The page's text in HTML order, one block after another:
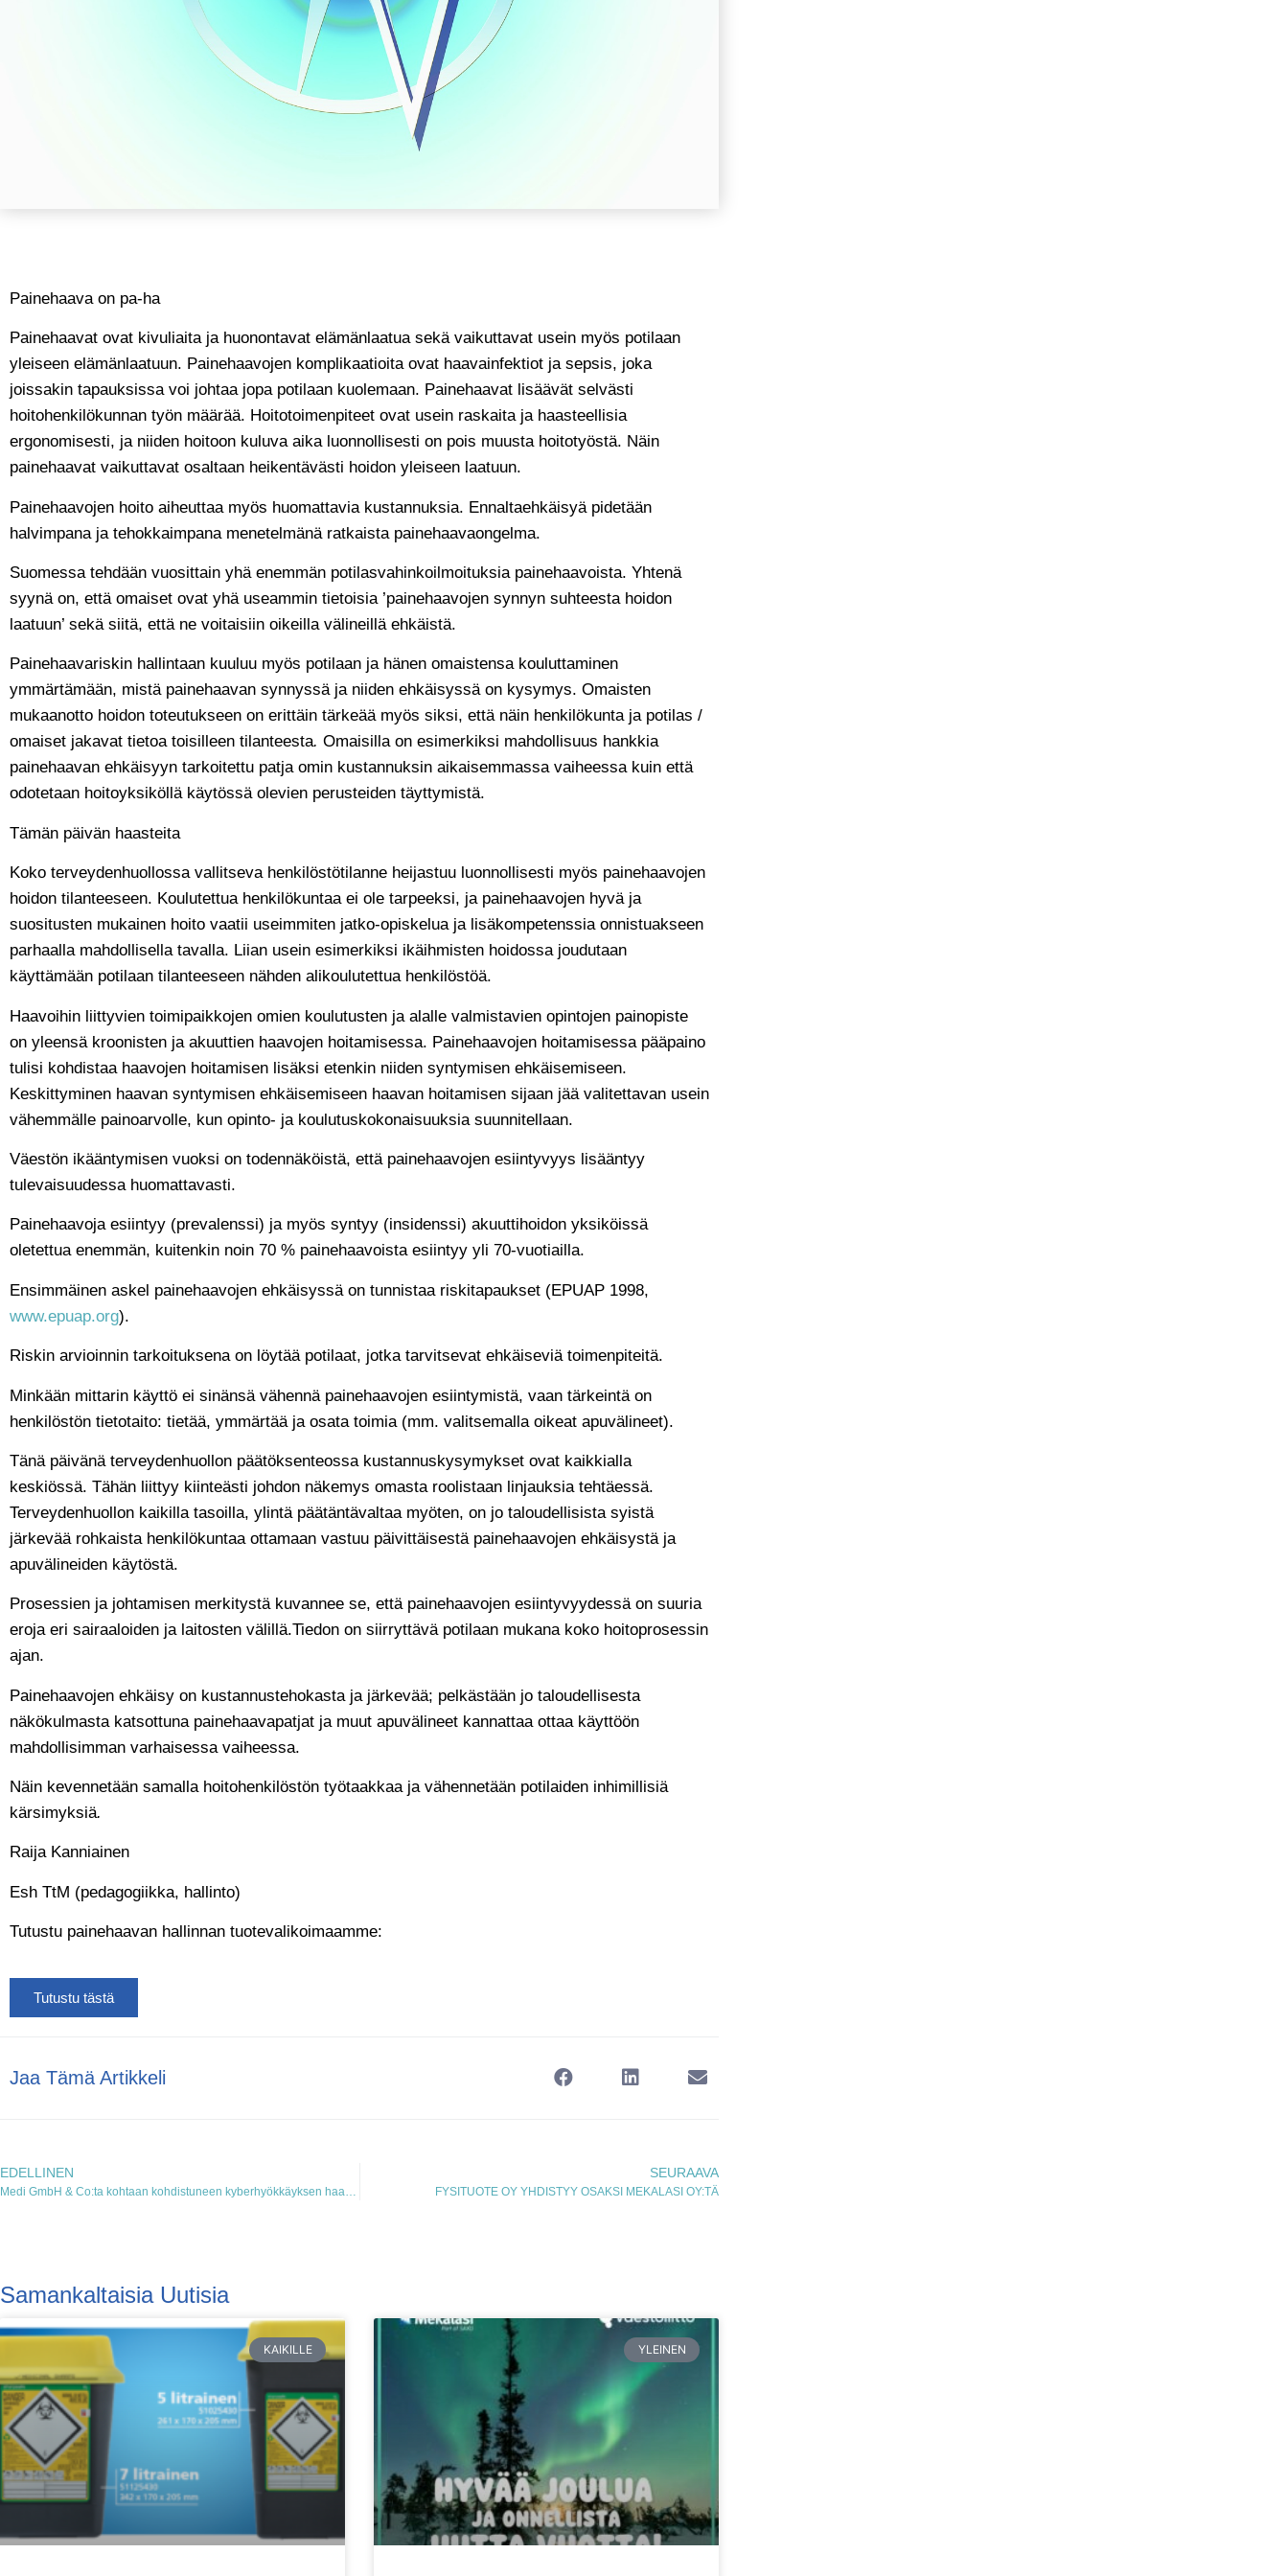
Painehaava on pa-ha
Painehaavat ovat kivuliaita ja huonontavat elämänlaatua sekä vaikuttavat usein myös potilaan
yleiseen elämänlaatuun. Painehaavojen komplikaatioita ovat haavainfektiot ja sepsis, joka
joissakin tapauksissa voi johtaa jopa potilaan kuolemaan. Painehaavat lisäävät selvästi
hoitohenkilökunnan työn määrää. Hoitotoimenpiteet ovat usein raskaita ja haasteellisia
ergonomisesti, ja niiden hoitoon kuluva aika luonnollisesti on pois muusta hoitotyöstä. Näin
painehaavat vaikuttavat osaltaan heikentävästi hoidon yleiseen laatuun.
Painehaavojen hoito aiheuttaa myös huomattavia kustannuksia. Ennaltaehkäisyä pidetään
halvimpana ja tehokkaimpana menetelmänä ratkaista painehaavaongelma.
Suomessa tehdään vuosittain yhä enemmän potilasvahinkoilmoituksia painehaavoista. Yhtenä
syynä on, että omaiset ovat yhä useammin tietoisia ’painehaavojen synnyn suhteesta hoidon
laatuun’ sekä siitä, että ne voitaisiin oikeilla välineillä ehkäistä.
Painehaavariskin hallintaan kuuluu myös potilaan ja hänen omaistensa kouluttaminen
ymmärtämään, mistä painehaavan synnyssä ja niiden ehkäisyssä on kysymys. Omaisten
mukaanotto hoidon toteutukseen on erittäin tärkeää myös siksi, että näin henkilökunta ja potilas /
omaiset jakavat tietoa toisilleen tilanteesta. Omaisilla on esimerkiksi mahdollisuus hankkia
painehaavan ehkäisyyn tarkoitettu patja omin kustannuksin aikaisemmassa vaiheessa kuin että
odotetaan hoitoyksiköllä käytössä olevien perusteiden täyttymistä.
Tämän päivän haasteita
Koko terveydenhuollossa vallitseva henkilöstötilanne heijastuu luonnollisesti myös painehaavojen
hoidon tilanteeseen. Koulutettua henkilökuntaa ei ole tarpeeksi, ja painehaavojen hyvä ja
suositusten mukainen hoito vaatii useimmiten jatko-opiskelua ja lisäkompetenssia onnistuakseen
parhaalla mahdollisella tavalla. Liian usein esimerkiksi ikäihmisten hoidossa joudutaan
käyttämään potilaan tilanteeseen nähden alikoulutettua henkilöstöä.
Haavoihin liittyvien toimipaikkojen omien koulutusten ja alalle valmistavien opintojen painopiste
on yleensä kroonisten ja akuuttien haavojen hoitamisessa. Painehaavojen hoitamisessa pääpaino
tulisi kohdistaa haavojen hoitamisen lisäksi etenkin niiden syntymisen ehkäisemiseen.
Keskittyminen haavan syntymisen ehkäisemiseen haavan hoitamisen sijaan jää valitettavan usein
vähemmälle painoarvolle, kun opinto- ja koulutuskokonaisuuksia suunnitellaan.
Väestön ikääntymisen vuoksi on todennäköistä, että painehaavojen esiintyvyys lisääntyy
tulevaisuudessa huomattavasti.
Painehaavoja esiintyy (prevalenssi) ja myös syntyy (insidenssi) akuuttihoidon yksiköissä
oletettua enemmän, kuitenkin noin 70 % painehaavoista esiintyy yli 70-vuotiailla.
Ensimmäinen askel painehaavojen ehkäisyssä on tunnistaa riskitapaukset (EPUAP 1998,
www.epuap.org).
Riskin arvioinnin tarkoituksena on löytää potilaat, jotka tarvitsevat ehkäiseviä toimenpiteitä.
Minkään mittarin käyttö ei sinänsä vähennä painehaavojen esiintymistä, vaan tärkeintä on
henkilöstön tietotaito: tietää, ymmärtää ja osata toimia (mm. valitsemalla oikeat apuvälineet).
Tänä päivänä terveydenhuollon päätöksenteossa kustannuskysymykset ovat kaikkialla
keskiössä. Tähän liittyy kiinteästi johdon näkemys omasta roolistaan linjauksia tehtäessä.
Terveydenhuollon kaikilla tasoilla, ylintä päätäntävaltaa myöten, on jo taloudellisista syistä
järkevää rohkaista henkilökuntaa ottamaan vastuu päivittäisestä painehaavojen ehkäisystä ja
apuvälineiden käytöstä.
Prosessien ja johtamisen merkitystä kuvannee se, että painehaavojen esiintyvyydessä on suuria
eroja eri sairaaloiden ja laitosten välillä.Tiedon on siirryttävä potilaan mukana koko hoitoprosessin
ajan.
Painehaavojen ehkäisy on kustannustehokasta ja järkevää; pelkästään jo taloudellisesta
näkökulmasta katsottuna painehaavapatjat ja muut apuvälineet kannattaa ottaa käyttöön
mahdollisimman varhaisessa vaiheessa.
Näin kevennetään samalla hoitohenkilöstön työtaakkaa ja vähennetään potilaiden inhimillisiä
kärsimyksiä.
Raija Kanniainen
Esh TtM (pedagogiikka, hallinto)
Tutustu painehaavan hallinnan tuotevalikoimaamme:
Tutustu tästä
Jaa Tämä Artikkeli
EDELLINEN SEURAAVA
FYSITUOTE OY YHDISTYY OSAKSI MEKALASI OY:TÄ
Samankaltaisia Uutisia
KAIKILLE YLEINEN